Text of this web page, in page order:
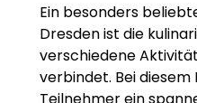
Ein besonders
Dresden ist die
verschiedene
verbindet. Bei diesem
Teilnehmer ein